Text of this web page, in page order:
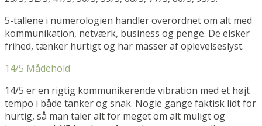
5-tallene i numerologien handler overordnet om alt med
kommunikation, netværk, business og penge. De elsker
frihed, tænker hurtigt og har masser af oplevelseslyst.
14/5 Mådehold
14/5 er en rigtig kommunikerende vibration med et højt
tempo i både tanker og snak. Nogle gange faktisk lidt for
hurtig, så man taler alt for meget om alt muligt og